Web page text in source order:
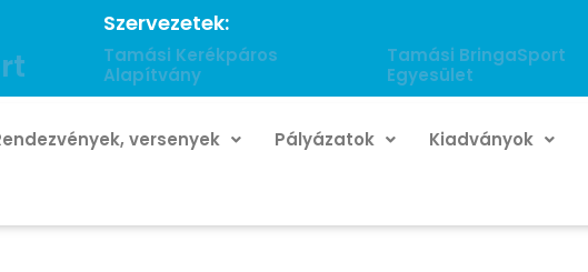
Szervezetek:
Tamási Kerékpáros
Alapítvány
Tamási BringaSport
Egyesület
versenyek Pályázatok Kiadványok